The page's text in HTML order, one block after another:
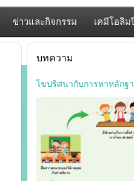
ข่าวและกิจกรรม เคมีโอลิม
บทความ
ไขปริศนากับการหาหลักฐ